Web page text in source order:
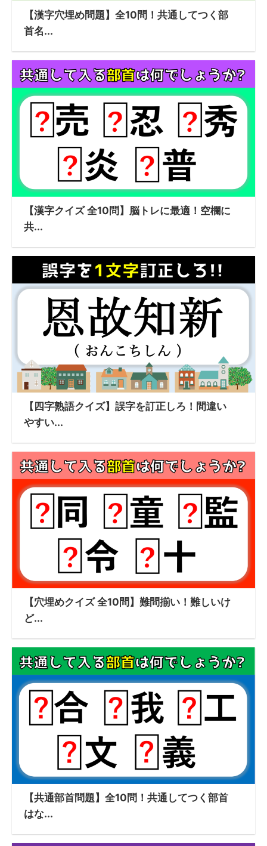
【漢字穴埋め問題】全10問！共通してつく部
首名...
【漢字クイズ 全10問】脳トレに最適！空欄に
共...
【四字熟語クイズ】誤字を訂正しろ！間違い
やすい...
【穴埋めクイズ 全10問】難問揃い！難しいけ
ど...
【共通部首問題】全10問！共通してつく部首
はな...